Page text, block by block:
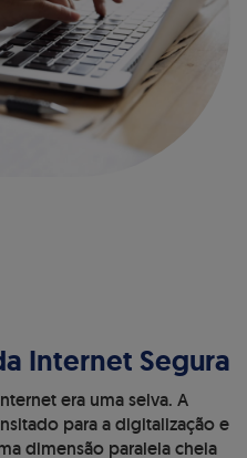
Internet Segura
era uma selva. A
para a digitalização e
dimensão paralela cheia